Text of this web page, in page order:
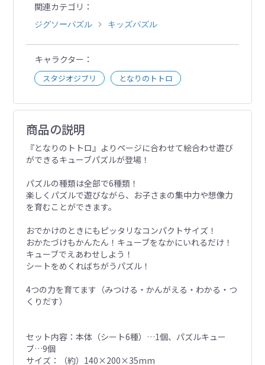
関連カテゴリ
ジグソーパズル キッズパズル
キャラクター
スタジオジブリ となりのトトロ
商品の説明
『となりのトトロ』よりページに合わせて絵合わせ遊び
ができるキューブパズルが登場！
パズルの種類は全部で6種類！
楽しくパズルで遊びながら、お子さまの集中力や想像力
を育むことができます。
おでかけのときにもピッタリなコンパクトサイズ！
おかたづけもかんたん！キューブをなかにいれるだけ！
キューブでえあわせしよう！
シートをめくればちがうパズル！
4つの力を育てます（みつける・かんがえる・わかる・つ
くりだす）
セット内容：本体（シート6種）…1個、パズルキュー
ブ…9個
サイズ：（約）140×200×35mm